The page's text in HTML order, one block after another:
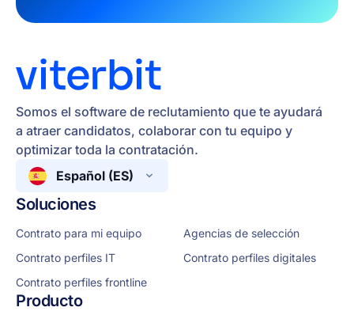
Somos el software de reclutamiento que te ayudará
a atraer candidatos, colaborar con tu equipo y
optimizar toda la contratación.
Español (ES)
Soluciones
Contrato para mi equipo
Agencias de selección
Contrato perfiles IT
Contrato perfiles digitales
Contrato perfiles frontline
Producto